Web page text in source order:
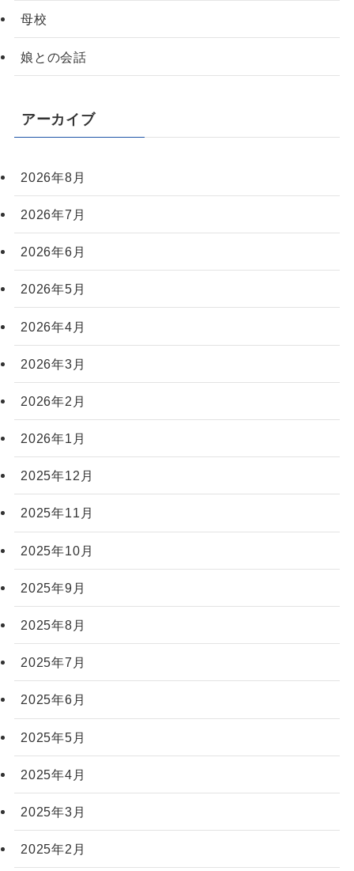
母校
娘との会話
アーカイブ
2026年8月
2026年7月
2026年6月
2026年5月
2026年4月
2026年3月
2026年2月
2026年1月
2025年12月
2025年11月
2025年10月
2025年9月
2025年8月
2025年7月
2025年6月
2025年5月
2025年4月
2025年3月
2025年2月